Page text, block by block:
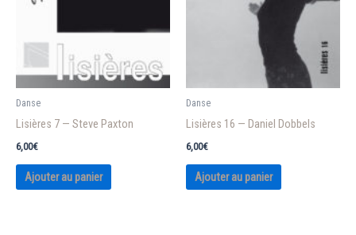
Danse
Lisières 7 — Steve Paxton
6,00€
Ajouter au panier
Danse
Lisières 16 — Daniel Dobbels
6,00€
Ajouter au panier